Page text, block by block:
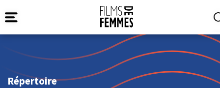
Répertoire